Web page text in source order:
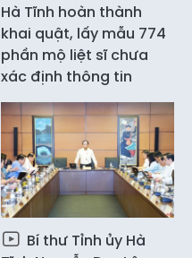
Hà Tĩnh hoàn thành
khai quật, lấy mẫu 774
phần mộ liệt sĩ chưa
xác định thông tin
Bí thư Tỉnh ủy Hà